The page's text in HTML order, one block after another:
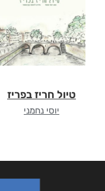
טיול חריז בפריז
יוסי נחמני